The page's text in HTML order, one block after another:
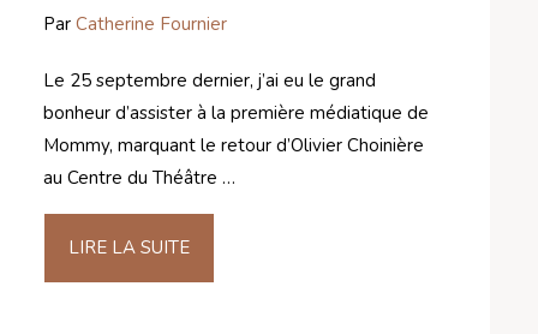
Par Catherine Fournier
Le 25 septembre dernier, j’ai eu le grand
bonheur d’assister à la première médiatique de
Mommy, marquant le retour d’Olivier Choinière
au Centre du Théâtre …
LIRE LA SUITE